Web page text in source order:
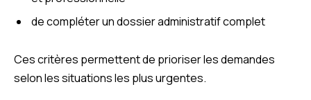
de compléter un dossier administratif complet
Ces critères permettent de prioriser les demandes
selon les situations les plus urgentes.